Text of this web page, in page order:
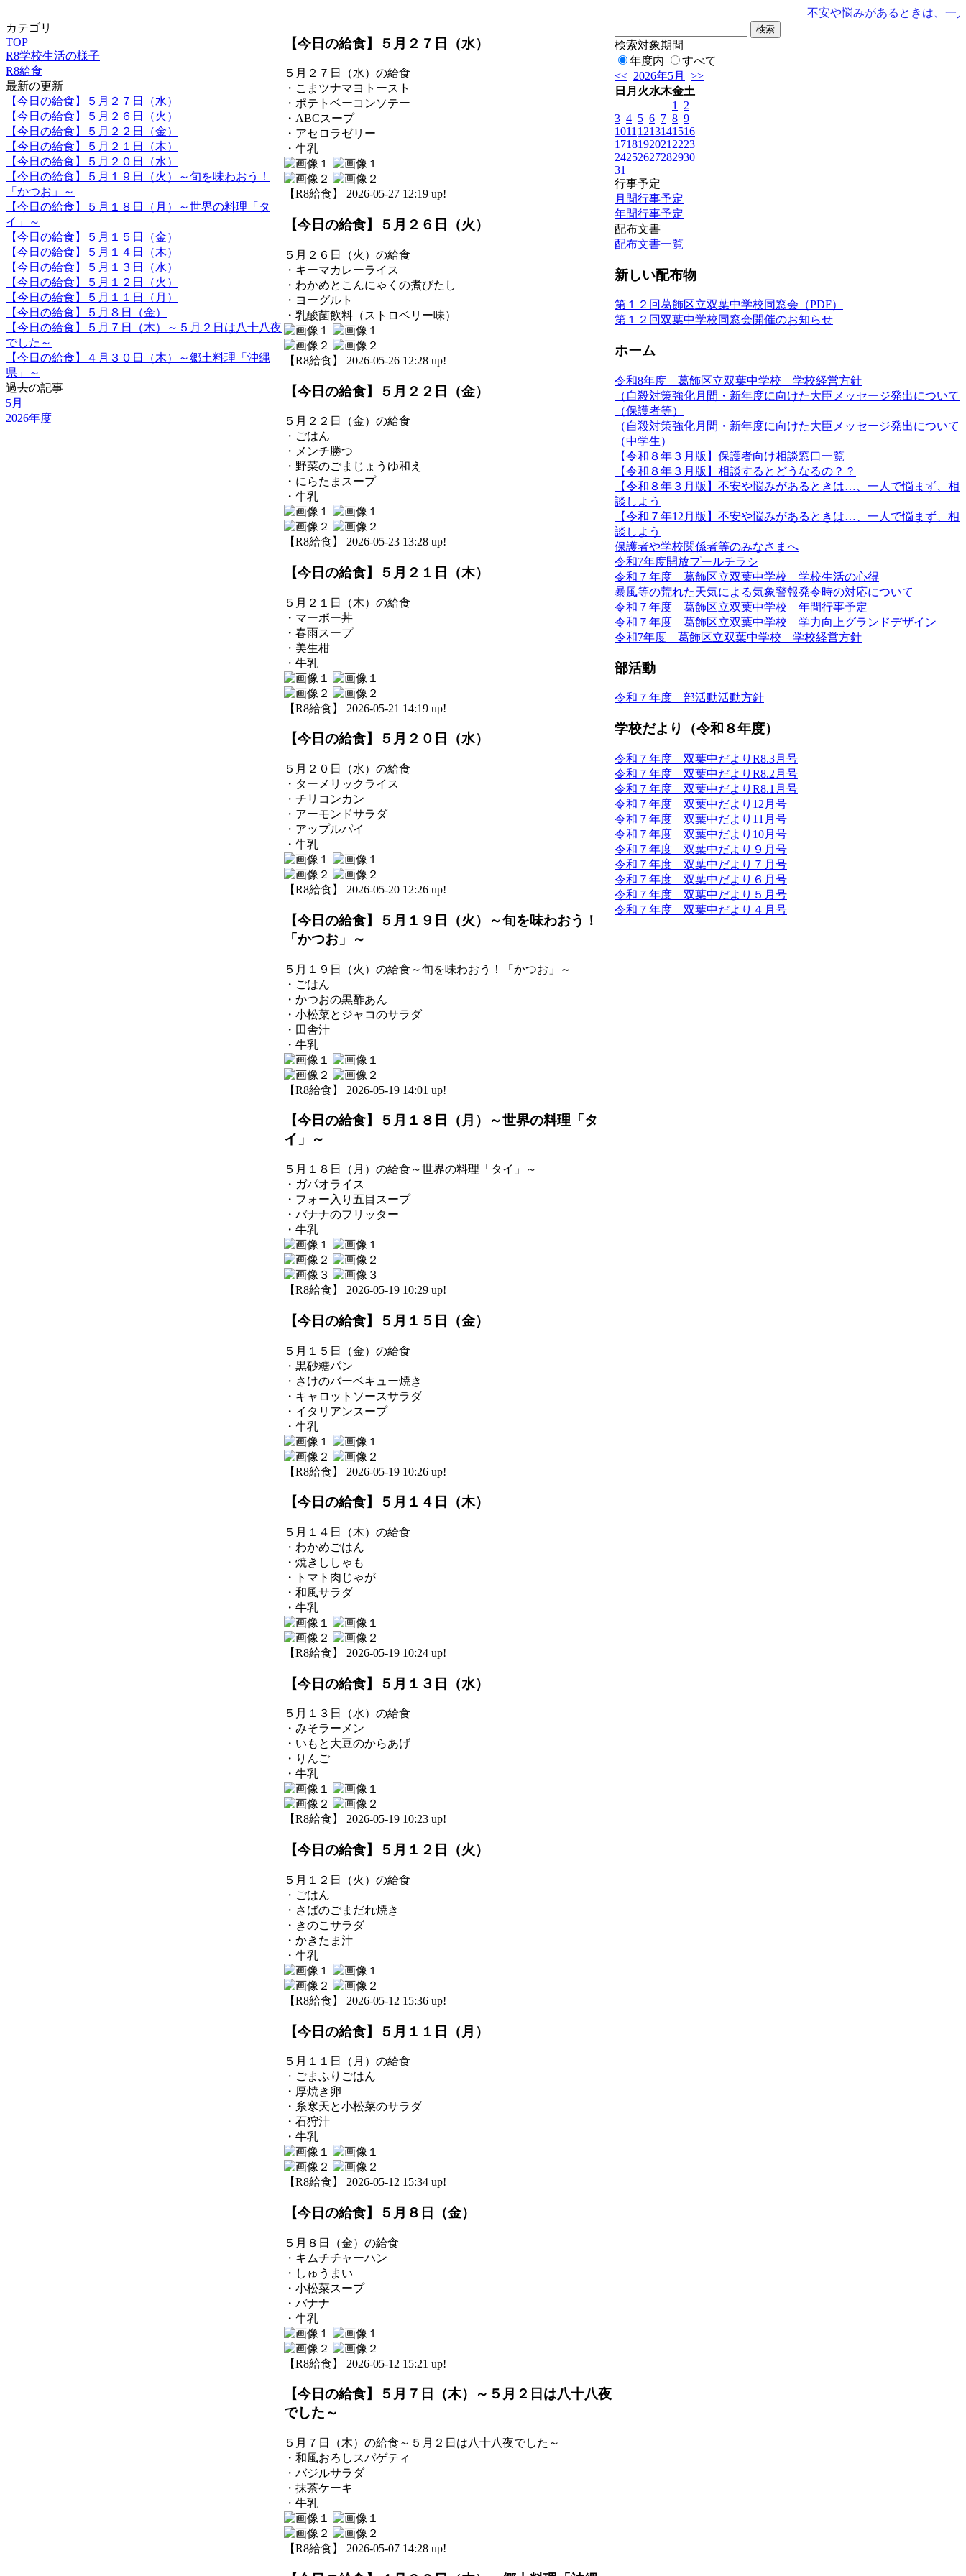
不安や悩みがあるときは、一人で
カテゴリ
TOP
R8学校生活の様子
R8給食
最新の更新
【今日の給食】５月２７日（水）
【今日の給食】５月２６日（火）
【今日の給食】５月２２日（金）
【今日の給食】５月２１日（木）
【今日の給食】５月２０日（水）
【今日の給食】５月１９日（火）～旬を味わおう！
「かつお」～
【今日の給食】５月１８日（月）～世界の料理「タ
イ」～
【今日の給食】５月１５日（金）
【今日の給食】５月１４日（木）
【今日の給食】５月１３日（水）
【今日の給食】５月１２日（火）
【今日の給食】５月１１日（月）
【今日の給食】５月８日（金）
【今日の給食】５月７日（木）～５月２日は八十八夜
でした～
【今日の給食】４月３０日（木）～郷土料理「沖縄
県」～
過去の記事
5月
2026年度
【今日の給食】５月２７日（水）
５月２７日（水）の給食
・こまツナマヨトースト
・ポテトベーコンソテー
・ABCスープ
・アセロラゼリー
・牛乳
【R8給食】 2026-05-27 12:19 up!
【今日の給食】５月２６日（火）
５月２６日（火）の給食
・キーマカレーライス
・わかめとこんにゃくの煮びたし
・ヨーグルト
・乳酸菌飲料（ストロベリー味）
【R8給食】 2026-05-26 12:28 up!
【今日の給食】５月２２日（金）
５月２２日（金）の給食
・ごはん
・メンチ勝つ
・野菜のごまじょうゆ和え
・にらたまスープ
・牛乳
【R8給食】 2026-05-23 13:28 up!
【今日の給食】５月２１日（木）
５月２１日（木）の給食
・マーボー丼
・春雨スープ
・美生柑
・牛乳
【R8給食】 2026-05-21 14:19 up!
【今日の給食】５月２０日（水）
５月２０日（水）の給食
・ターメリックライス
・チリコンカン
・アーモンドサラダ
・アップルパイ
・牛乳
【R8給食】 2026-05-20 12:26 up!
【今日の給食】５月１９日（火）～旬を味わおう！
「かつお」～
５月１９日（火）の給食～旬を味わおう！「かつお」～
・ごはん
・かつおの黒酢あん
・小松菜とジャコのサラダ
・田舎汁
・牛乳
【R8給食】 2026-05-19 14:01 up!
【今日の給食】５月１８日（月）～世界の料理「タ
イ」～
５月１８日（月）の給食～世界の料理「タイ」～
・ガパオライス
・フォー入り五目スープ
・バナナのフリッター
・牛乳
【R8給食】 2026-05-19 10:29 up!
【今日の給食】５月１５日（金）
５月１５日（金）の給食
・黒砂糖パン
・さけのバーベキュー焼き
・キャロットソースサラダ
・イタリアンスープ
・牛乳
【R8給食】 2026-05-19 10:26 up!
【今日の給食】５月１４日（木）
５月１４日（木）の給食
・わかめごはん
・焼きししゃも
・トマト肉じゃが
・和風サラダ
・牛乳
【R8給食】 2026-05-19 10:24 up!
【今日の給食】５月１３日（水）
５月１３日（水）の給食
・みそラーメン
・いもと大豆のからあげ
・りんご
・牛乳
【R8給食】 2026-05-19 10:23 up!
【今日の給食】５月１２日（火）
５月１２日（火）の給食
・ごはん
・さばのごまだれ焼き
・きのこサラダ
・かきたま汁
・牛乳
【R8給食】 2026-05-12 15:36 up!
【今日の給食】５月１１日（月）
５月１１日（月）の給食
・ごまふりごはん
・厚焼き卵
・糸寒天と小松菜のサラダ
・石狩汁
・牛乳
【R8給食】 2026-05-12 15:34 up!
【今日の給食】５月８日（金）
５月８日（金）の給食
・キムチチャーハン
・しゅうまい
・小松菜スープ
・バナナ
・牛乳
【R8給食】 2026-05-12 15:21 up!
【今日の給食】５月７日（木）～５月２日は八十八夜
でした～
５月７日（木）の給食～５月２日は八十八夜でした～
・和風おろしスパゲティ
・バジルサラダ
・抹茶ケーキ
・牛乳
【R8給食】 2026-05-07 14:28 up!
検索対象期間
年度内
すべて
<< 2026年5月
>>
日 月 火水木金土
1
2
3 4 5 6 7 8 9
1011 1213141516
1718192021 2223
24252627282930
31
行事予定
月間行事予定
年間行事予定
配布文書
配布文書一覧
新しい配布物
第１２回葛飾区立双葉中学校同窓会（PDF）
第１２回双葉中学校同窓会開催のお知らせ
ホーム
令和8年度 葛飾区立双葉中学校 学校経営方針
（自殺対策強化月間・新年度に向けた大臣メッセージ発出について
（保護者等）
（自殺対策強化月間・新年度に向けた大臣メッセージ発出について
（中学生）
【令和８年３月版】保護者向け相談窓口一覧
【令和８年３月版】相談するとどうなるの？？
【令和８年３月版】不安や悩みがあるときは…、一人で悩まず、相
談しよう
【令和７年12月版】不安や悩みがあるときは…、一人で悩まず、相
談しよう
保護者や学校関係者等のみなさまへ
令和7年度開放プールチラシ
令和７年度 葛飾区立双葉中学校 学校生活の心得
暴風等の荒れた天気による気象警報発令時の対応について
令和７年度 葛飾区立双葉中学校 年間行事予定
令和７年度 葛飾区立双葉中学校 学力向上グランドデザイン
令和7年度 葛飾区立双葉中学校 学校経営方針
部活動
令和７年度 部活動活動方針
学校だより（令和８年度）
令和７年度 双葉中だよりR8.3月号
令和７年度 双葉中だよりR8.2月号
令和７年度 双葉中だよりR8.1月号
令和７年度 双葉中だより12月号
令和７年度 双葉中だより11月号
令和７年度 双葉中だより10月号
令和７年度 双葉中だより９月号
令和７年度 双葉中だより７月号
令和７年度 双葉中だより６月号
令和７年度 双葉中だより５月号
令和７年度 双葉中だより４月号